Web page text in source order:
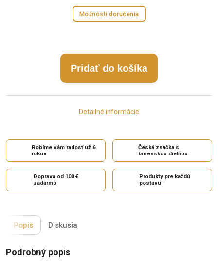
Možnosti doručenia
Pridať do košíka
Detailné informácie
Robíme vám radosť už 6
rokov
Česká značka s
brnenskou dielňou
Doprava od 100 €
zadarmo
Produkty pre každú
postavu
Popis Diskusia
Podrobný popis